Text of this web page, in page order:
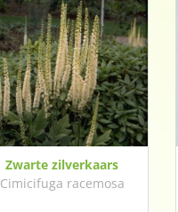
Zwarte zilverkaars
Cimicifuga racemosa